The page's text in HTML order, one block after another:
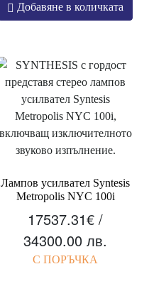
Добавяне в количката
Лампов усилвател Syntesis
Metropolis NYC 100i
17537.31€ /
34300.00 лв.
С ПОРЪЧКА